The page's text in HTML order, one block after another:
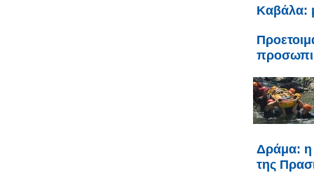
Καβάλα:
Δράμα: η
της